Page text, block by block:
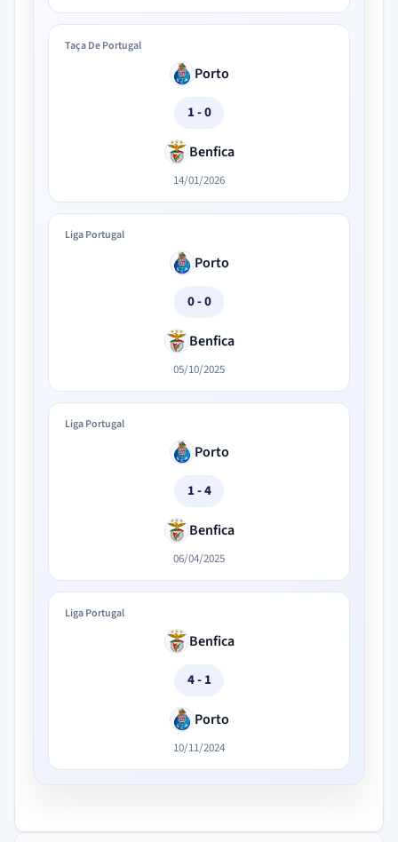
Taça De Portugal
Porto
1 - 0
Benfica
14/01/2026
Liga Portugal
Porto
0 - 0
Benfica
05/10/2025
Liga Portugal
Porto
1 - 4
Benfica
06/04/2025
Liga Portugal
Benfica
4 - 1
Porto
10/11/2024